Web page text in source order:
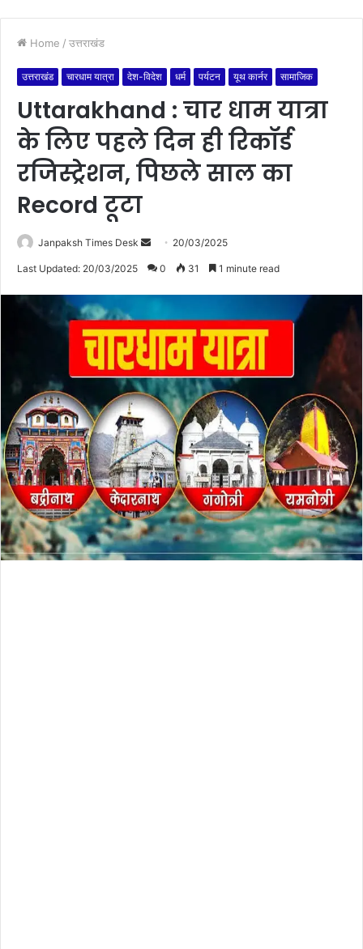
Home / उत्तराखंड
उत्तराखंड चारधाम यात्रा देश-विदेश धर्म पर्यटन यूथ कार्नर सामाजिक
Uttarakhand : चार धाम यात्रा
के लिए पहले दिन ही रिकॉर्ड
रजिस्ट्रेशन, पिछले साल का
Record टूटा
Janpaksh Times Desk
e
d
a
n
m
a
l
20/03/2025
Last Updated: 20/03/2025 0 31 1 minute read